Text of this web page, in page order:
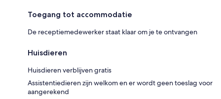
Toegang tot accommodatie
De receptiemedewerker staat klaar om je te ontvangen
Huisdieren
Huisdieren verblijven gratis
Assistentiedieren zijn welkom en er wordt geen toeslag voor
aangerekend